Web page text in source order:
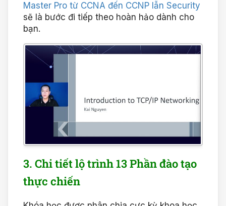
Master Pro từ CCNA đến CCNP lẫn Security
sẽ là bước đi tiếp theo hoàn hảo dành cho
bạn.
3. Chi tiết lộ trình 13 Phần đào tạo
thực chiến